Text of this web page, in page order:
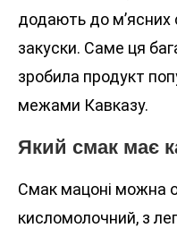
додають до м’ясних
закуски. Саме ця
зробила продукт
межами Кавказу.
Який смак має
Смак мацоні можна
кисломолочний, з